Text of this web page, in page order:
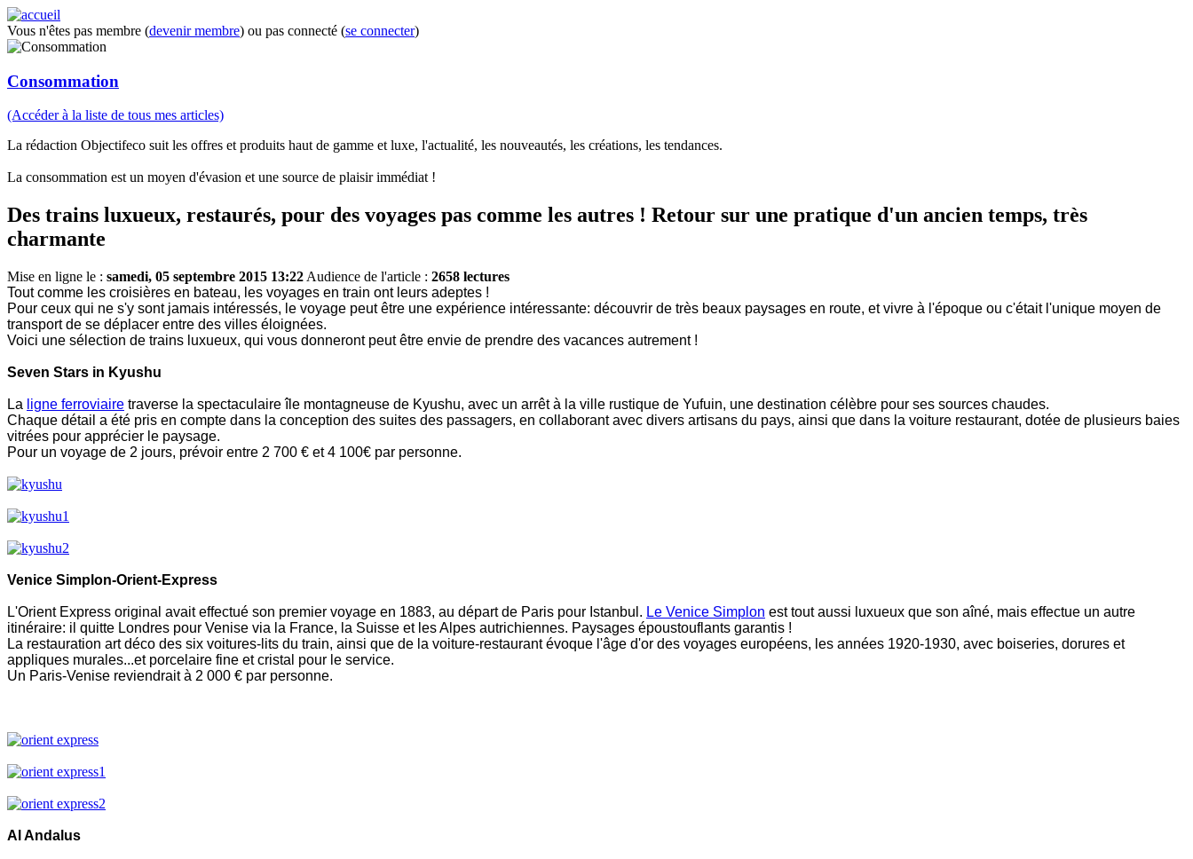
Vous n'êtes pas membre (devenir membre) ou pas connecté (se connecter)
Consommation
(Accéder à la liste de tous mes articles)
La rédaction Objectifeco suit les offres et produits haut de gamme et luxe, l'actualité, les nouveautés, les créations, les tendances.
La consommation est un moyen d'évasion et une source de plaisir immédiat !
Des trains luxueux, restaurés, pour des voyages pas comme les autres ! Retour sur une pratique d'un ancien temps, très
charmante
Mise en ligne le : samedi, 05 septembre 2015 13:22 Audience de l'article : 2658 lectures
Tout comme les croisières en bateau, les voyages en train ont leurs adeptes !
Pour ceux qui ne s'y sont jamais intéressés, le voyage peut être une expérience intéressante: découvrir de très beaux paysages en route, et vivre à l'époque ou c'était l'unique moyen de
transport de se déplacer entre des villes éloignées.
Voici une sélection de trains luxueux, qui vous donneront peut être envie de prendre des vacances autrement !
Seven Stars in Kyushu
La ligne ferroviaire traverse la spectaculaire île montagneuse de Kyushu, avec un arrêt à la ville rustique de Yufuin, une destination célèbre pour ses sources chaudes.
Chaque détail a été pris en compte dans la conception des suites des passagers, en collaborant avec divers artisans du pays, ainsi que dans la voiture restaurant, dotée de plusieurs baies
vitrées pour apprécier le paysage.
Pour un voyage de 2 jours, prévoir entre 2 700 € et 4 100€ par personne.
Venice Simplon-Orient-Express
L'Orient Express original avait effectué son premier voyage en 1883, au départ de Paris pour Istanbul. Le Venice Simplon est tout aussi luxueux que son aîné, mais effectue un autre
itinéraire: il quitte Londres pour Venise via la France, la Suisse et les Alpes autrichiennes. Paysages époustouflants garantis !
La restauration art déco des six voitures-lits du train, ainsi que de la voiture-restaurant évoque l'âge d'or des voyages européens, les années 1920-1930, avec boiseries, dorures et
appliques murales...et porcelaire fine et cristal pour le service.
Un Paris-Venise reviendrait à 2 000 € par personne.
Al Andalus